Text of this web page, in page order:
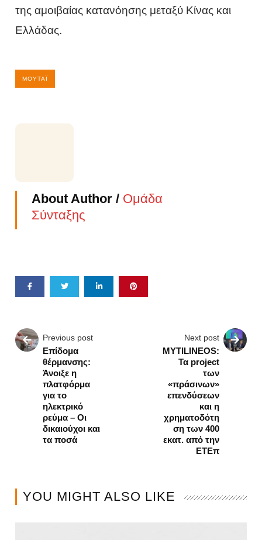
της αμοιβαίας κατανόησης μεταξύ Κίνας και
Ελλάδας.
ΜΟΥΤΆΙ
About Author / Ομάδα
Σύνταξης
Previous post
Επίδομα
θέρμανσης:
Άνοιξε η
πλατφόρμα
για το
ηλεκτρικό
ρεύμα – Οι
δικαιούχοι και
τα ποσά
Next post
MYTILINEOS:
Τα project
των
«πράσινων»
επενδύσεων
και η
χρηματοδότη
ση των 400
εκατ. από την
ΕΤΕπ
YOU MIGHT ALSO LIKE